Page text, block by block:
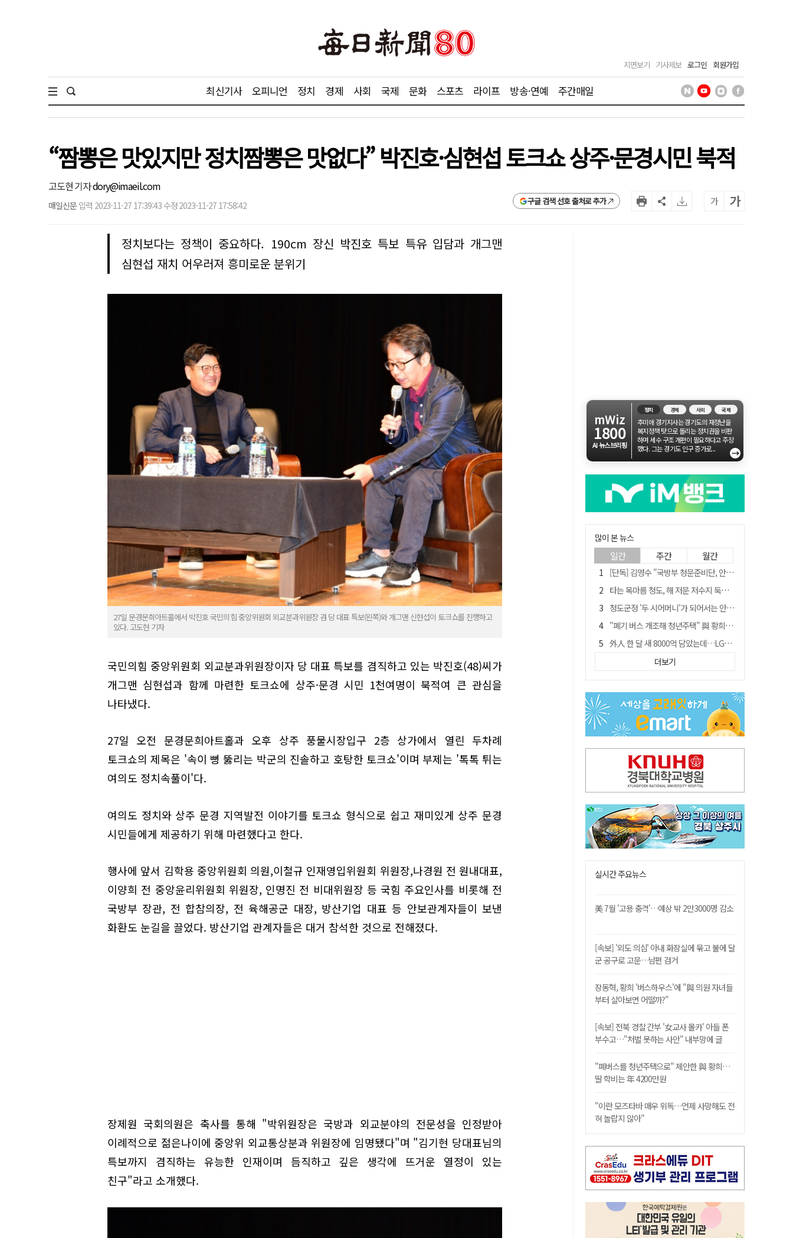
지면보기 기사제보 로그인 회원가입
최신기사 오피니언 정치 경제 사회 국제 문화 스포츠 라이프 방송·연예 주간매일
“짬뽕은 맛있지만 정치짬뽕은 맛없다” 박진호·심현섭 토크쇼 상주·문경시민 북적
고도현 기자dory@imaeil.com
매일신문 입력 2023-11-27 17:39:43 수정 2023-11-27 17:58:42 구글 검색 선호 출처로 추가 가 가
정치보다는 정책이 중요하다. 190cm 장신 박진호 특보 특유 입담과 개그맨
심현섭 재치 어우러져 흥미로운 분위기
27일 문경문희아트홀에서 박진호 국민의힘 중앙위원회 외교분과위원장 겸 당 대표 특보(왼쪽)와 개그맨 신현섭이 토크쇼를 진행하고
있다. 고도현 기자
국민의힘 중앙위원회 외교분과위원장이자 당 대표 특보를 겸직하고 있는 박진호(48)씨가
개그맨 심현섭과 함께 마련한 토크쇼에 상주·문경 시민 1천여명이 북적여 큰 관심을
나타냈다.
27일 오전 문경문희아트홀과 오후 상주 풍물시장입구 2층 상가에서 열린 두차례
토크쇼의 제목은 '속이 뻥 뚫리는 박군의 진솔하고 호탕한 토크쇼'이며 부제는 '톡톡 튀는
여의도 정치속풀이'다.
여의도 정치와 상주 문경 지역발전 이야기를 토크쇼 형식으로 쉽고 재미있게 상주 문경
시민들에게 제공하기 위해 마련했다고 한다.
행사에 앞서 김학용 중앙위원회 의원,이철규 인재영입위원회 위원장,나경원 전 원내대표,
이양희 전 중앙윤리위원회 위원장, 인명진 전 비대위원장 등 국힘 주요인사를 비롯해 전
국방부 장관, 전 합참의장, 전 육해공군 대장, 방산기업 대표 등 안보관계자들이 보낸
화환도 눈길을 끌었다. 방산기업 관계자들은 대거 참석한 것으로 전해졌다.
장제원 국회의원은 축사를 통해 "박위원장은 국방과 외교분야의 전문성을 인정받아
이례적으로 젊은나이에 중앙위 외교통상분과 위원장에 임명됐다"며 "김기현 당대표님의
특보까지 겸직하는 유능한 인재이며 듬직하고 깊은 생각에 뜨거운 열정이 있는
친구"라고 소개했다.
mWiz
1800
AI 뉴스브리핑
정치 경제 사회 국제
추미애 경기지사는 경기도의 재정난을
복지정책 탓으로 돌리는 정치권을 비판
하며 세수 구조 개편이 필요하다고 주장
했다. 그는 경기도 인구 증가로...
→
많이 본 뉴스
일간 주간 월간
[단독] 김영수 "국방부 청문준비단, 안규백 탈영 알고있었다"
타는 목마름 청도, 해 저문 저수지 둑에 군수가 서 있었다
청도군정 '두 시어머니'가 되어서는 안된다
"폐기 버스 개조해 청년주택" 與 황희…'딸 학비는 年 4200만원'
外人 한 달 새 8000억 담았는데…LG이노텍 목표주가는 왜 엇갈릴까
임시휴업 들어갔던 홈플러스 영주점, 7일 영업 재개…지하 1층만 운영
SK하이닉스, 주당 375원 분기 배당 공시…"3분기 중 주주환원 방안 확정"
이의준 전 경북도 새마을봉사과장, 제28대 울릉군 부군수 취임
"상법개정해도 주주가 '봉'"…하이닉스 솔리다임 상장설에 술렁[개미와글와글]
더보기
실시간 주요뉴스
美 7월 '고용 충격'…예상 밖 2만3000명 감소
[속보] '외도 의심' 아내 화장실에 묶고 불에 달
군 공구로 고문…남편 검거
장동혁, 황희 '버스하우스'에 "與 의원 자녀들
부터 살아보면 어떨까?"
[속보] 전북 경찰 간부 '女교사 몰카' 아들 폰
부수고…"처벌 못하는 사안" 내부망에 글
"폐버스를 청년주택으로" 제안한 與 황희…
딸 학비는 年 4200만원
"이란 모즈타바 매우 위독…언제 사망해도 전
혀 놀랍지 않아"